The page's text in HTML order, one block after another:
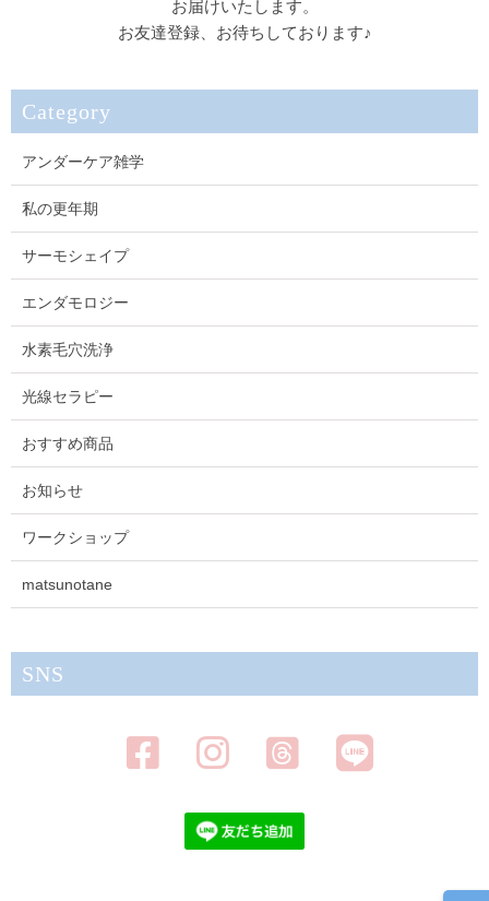
お届けいたします。
お友達登録、お待ちしております♪
Category
アンダーケア雑学
私の更年期
サーモシェイプ
エンダモロジー
水素毛穴洗浄
光線セラピー
おすすめ商品
お知らせ
ワークショップ
matsunotane
SNS